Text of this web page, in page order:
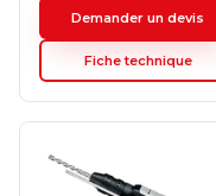
Demander un devis
Fiche technique